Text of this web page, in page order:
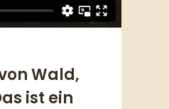
Wald,
ist ein